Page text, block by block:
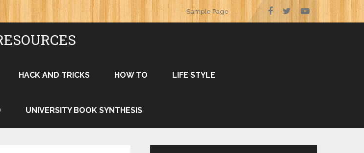
Sample Page
HACK AND TRICKS HOW TO LIFE STYLE
UNIVERSITY BOOK SYNTHESIS